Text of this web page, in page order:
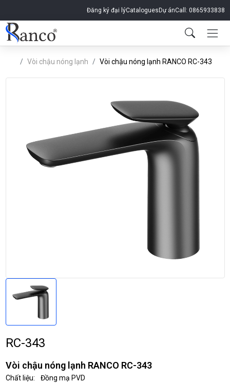
Đăng ký đại lýCatalogues Dự ánCall: 0865933838
Vòi chậu nóng lạnh Vòi chậu nóng lạnh RANCO RC-343
RC-343
Vòi chậu nóng lạnh RANCO RC-343
Chất liệu:
Đồng mạ PVD